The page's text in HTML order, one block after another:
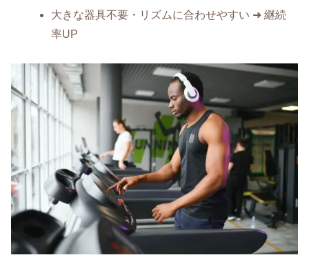
大きな器具不要・リズムに合わせやすい ➜ 継続
率UP